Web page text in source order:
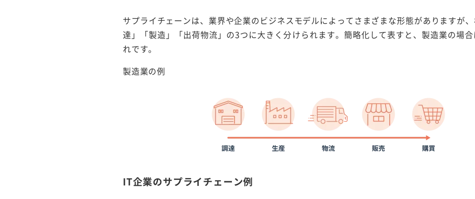
サプライチェーンは、業界や企業のビジネスモデルによってさまざまな形態がありますが
達」「製造」「出荷物流」の3つに大きく分けられます。簡略化して表すと、製造業の場
れです。
製造業の例
IT企業のサプライチェーン例